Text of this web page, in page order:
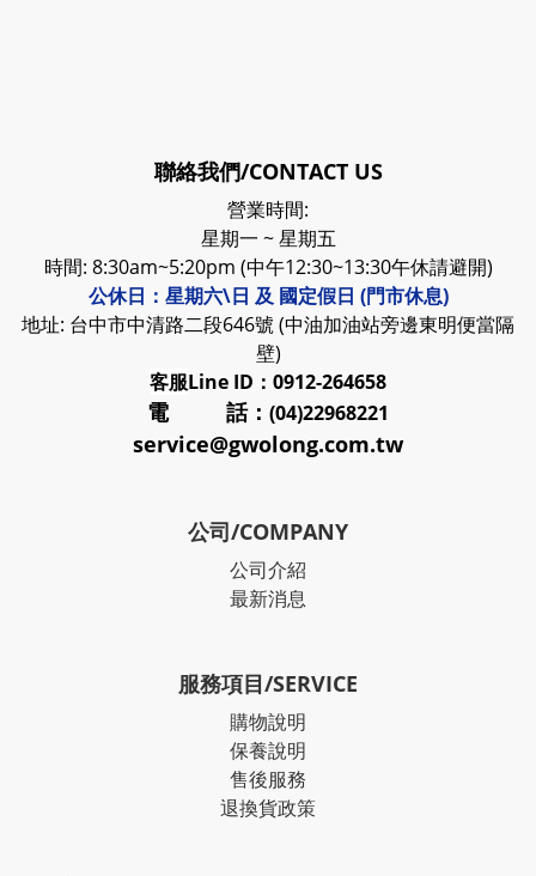
聯絡我們/CONTACT US
營業時間:
星期一 ~ 星期五
時間: 8:30am~5:20pm (中午12:30~13:30午休請避開)
公休日：星期六\日 及 國定假日 (門市休息)
地址: 台中市中清路二段646號 (中油加油站旁邊東明便當隔
壁)
客服Line ID：0912-264658
電 話： (04)22968221
service@gwolong.com.tw
公司/COMPANY
公司介紹
最新消息
服務項目/SERVICE
購物說明
保養說明
售後服務
退換貨政策